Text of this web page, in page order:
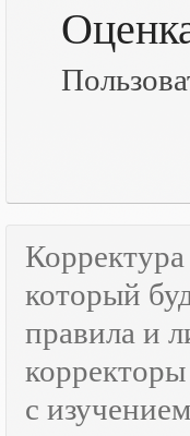
который
правила и
с